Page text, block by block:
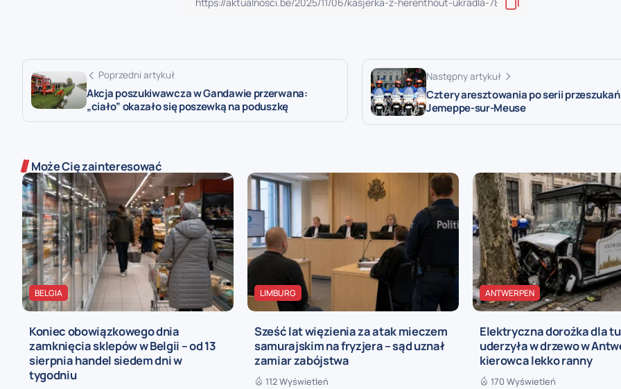
Poprzedni artykuł
Akcja poszukiwawcza w Gandawie przerwana:
„ciało” okazało się poszewką na poduszkę
Następny artykuł
Cztery aresztowania po serii
Jemeppe-sur-Meuse
Może Cię zainteresować
BELGIA
Koniec obowiązkowego dnia
zamknięcia sklepów w Belgii – od 13
sierpnia handel siedem dni w
tygodniu
LIMBURG
Sześć lat więzienia za atak mieczem
samurajskim na fryzjera – sąd uznał
zamiar zabójstwa
112 Wyświetleń
ANTWERPEN
Elektryczna dorożka dla
uderzyła w drzewo w
kierowca lekko ranny
170 Wyświetleń